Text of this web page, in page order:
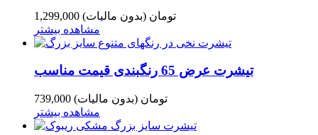
1,299,000 تومان (بدون مالیات)
مشاهده بیشتر
تیشرت عرض 65 رنگبندی قیمت مناسب
739,000 تومان (بدون مالیات)
مشاهده بیشتر